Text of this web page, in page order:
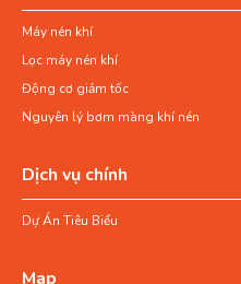
Máy nén khí
Lọc máy nén khí
Động cơ giảm tốc
Nguyên lý bơm màng khí nén
Dịch vụ chính
Dự Án Tiêu Biểu
Map